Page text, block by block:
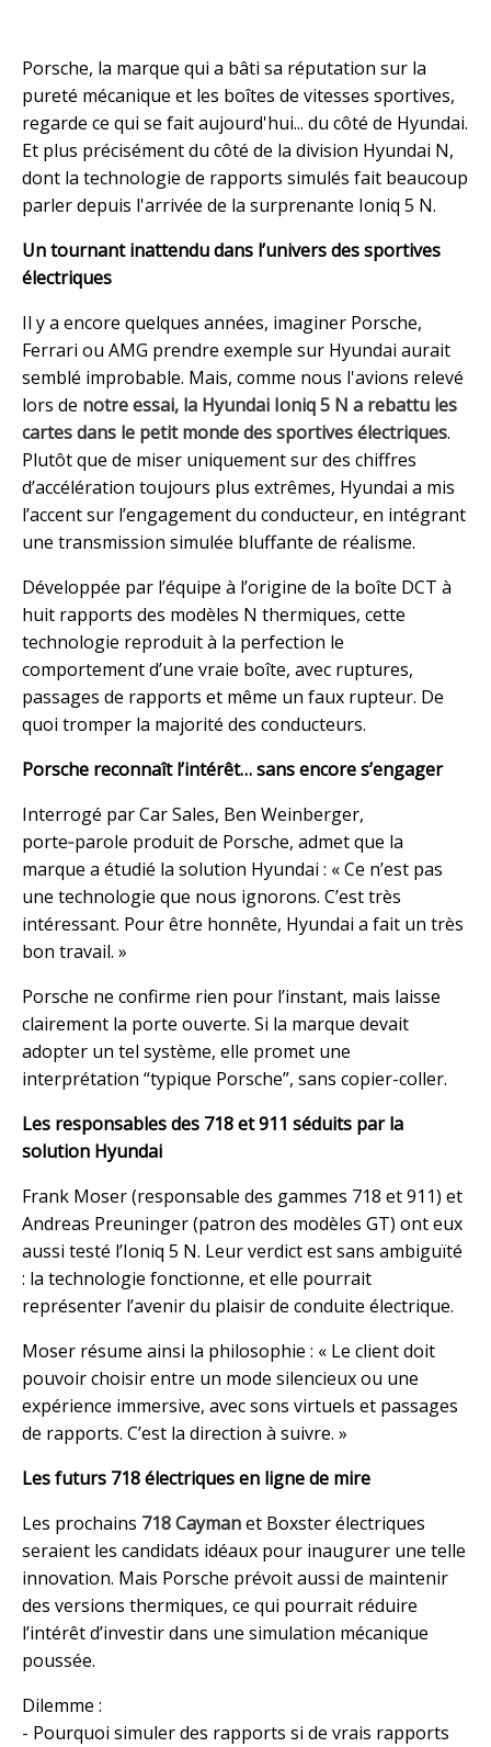
Porsche, la marque qui a bâti sa réputation sur la
pureté mécanique et les boîtes de vitesses sportives,
regarde ce qui se fait aujourd'hui... du côté de Hyundai.
Et plus précisément du côté de la division Hyundai N,
dont la technologie de rapports simulés fait beaucoup
parler depuis l'arrivée de la surprenante Ioniq 5 N.
Un tournant inattendu dans l’univers des sportives
électriques
Il y a encore quelques années, imaginer Porsche,
Ferrari ou AMG prendre exemple sur Hyundai aurait
semblé improbable. Mais, comme nous l'avions relevé
lors de notre essai, la Hyundai Ioniq 5 N a rebattu les
cartes dans le petit monde des sportives électriques.
Plutôt que de miser uniquement sur des chiffres
d’accélération toujours plus extrêmes, Hyundai a mis
l’accent sur l’engagement du conducteur, en intégrant
une transmission simulée bluffante de réalisme.
Développée par l’équipe à l’origine de la boîte DCT à
huit rapports des modèles N thermiques, cette
technologie reproduit à la perfection le
comportement d’une vraie boîte, avec ruptures,
passages de rapports et même un faux rupteur. De
quoi tromper la majorité des conducteurs.
Porsche reconnaît l’intérêt… sans encore s’engager
Interrogé par Car Sales, Ben Weinberger,
porte‑parole produit de Porsche, admet que la
marque a étudié la solution Hyundai : « Ce n’est pas
une technologie que nous ignorons. C’est très
intéressant. Pour être honnête, Hyundai a fait un très
bon travail. »
Porsche ne confirme rien pour l’instant, mais laisse
clairement la porte ouverte. Si la marque devait
adopter un tel système, elle promet une
interprétation “typique Porsche”, sans copier-coller.
Les responsables des 718 et 911 séduits par la
solution Hyundai
Frank Moser (responsable des gammes 718 et 911) et
Andreas Preuninger (patron des modèles GT) ont eux
aussi testé l’Ioniq 5 N. Leur verdict est sans ambiguïté
: la technologie fonctionne, et elle pourrait
représenter l’avenir du plaisir de conduite électrique.
Moser résume ainsi la philosophie : « Le client doit
pouvoir choisir entre un mode silencieux ou une
expérience immersive, avec sons virtuels et passages
de rapports. C’est la direction à suivre. »
Les futurs 718 électriques en ligne de mire
Les prochains 718 Caymanet Boxster électriques
seraient les candidats idéaux pour inaugurer une telle
innovation. Mais Porsche prévoit aussi de maintenir
des versions thermiques, ce qui pourrait réduire
l’intérêt d’investir dans une simulation mécanique
poussée.
Dilemme :
- Pourquoi simuler des rapports si de vrais rapports